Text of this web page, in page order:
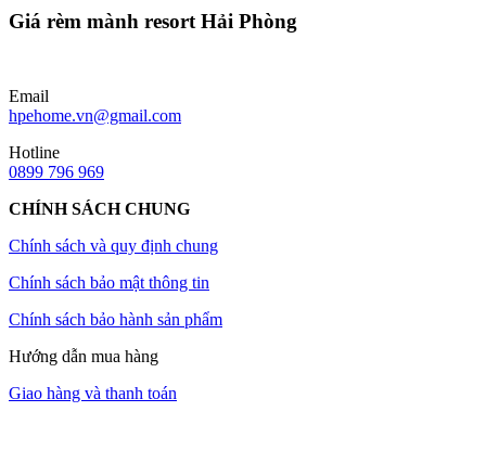
Giá rèm mành resort Hải Phòng
Email
hpehome.vn@gmail.com
Hotline
0899 796 969
CHÍNH SÁCH CHUNG
Chính sách và quy định chung
Chính sách bảo mật thông tin
Chính sách bảo hành sản phẩm
Hướng dẫn mua hàng
Giao hàng và thanh toán